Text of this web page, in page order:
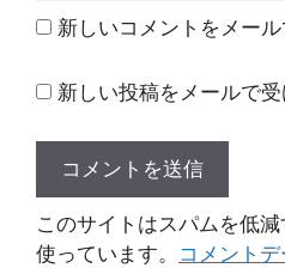
ト 新しいコメントをメー
新しい投稿をメールで受
このサイトはスパムを低
使っています。 コメント